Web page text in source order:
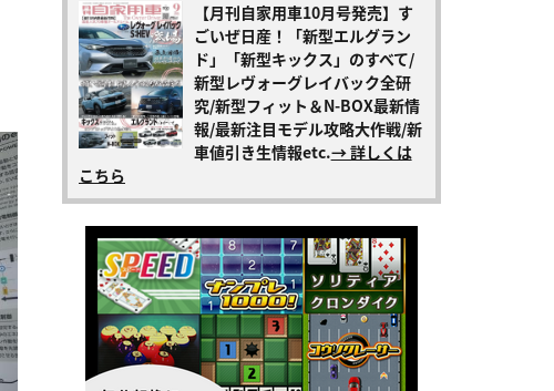
【月刊自家用車10月号発売】す
ごいぜ日産！「新型エルグラン
ド」「新型キックス」のすべて/
新型レヴォーグレイバック全研
究/新型フィット＆N-BOX最新情
報/最新注目モデル攻略大作戦/新
車値引き生情報etc.→ 詳しくは
こちら